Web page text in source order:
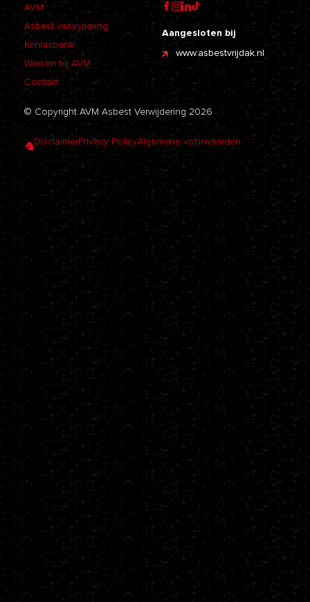
AVM
Asbest verwijdering
Kennisbank
Werken bij AVM
Contact
Aangesloten bij
www.asbestvrijdak.nl
© Copyright AVM Asbest Verwijdering 2026
DisclaimerPrivacy PolicyAlgemene voorwaarden